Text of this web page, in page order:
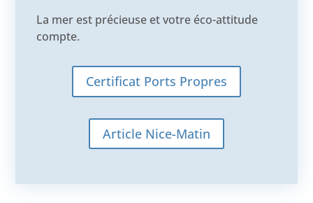
La mer est précieuse et votre éco-attitude
compte.
Certificat Ports Propres
Article Nice-Matin